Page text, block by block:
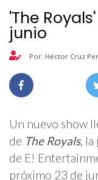
'The
junio
Por: Héctor Cruz
Un nuevo show
de The Royals,
de E!
próximo 23 de